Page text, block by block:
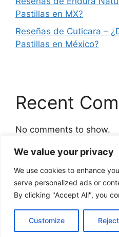
We value your privacy
We use cookies to enhance
serve personalized ads or
By clicking "Accept All", you
Customize
Pastillas en MX?
Reseñas de Cuticara –
Pastillas en México?
Recent
No comments to show.
© 2026 Power Tibet+•